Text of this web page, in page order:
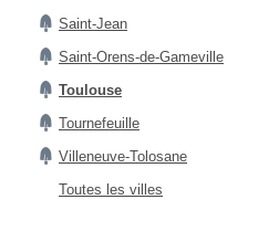
Saint-Jean
Saint-Orens-de-Gameville
Toulouse
Tournefeuille
Villeneuve-Tolosane
Toutes les villes